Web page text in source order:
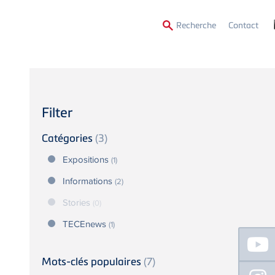
Recherche Contact
Filter
Catégories (3)
Expositions (1)
Informations (2)
Stories (0)
TECEnews (1)
Mots-clés populaires (7)
Floating